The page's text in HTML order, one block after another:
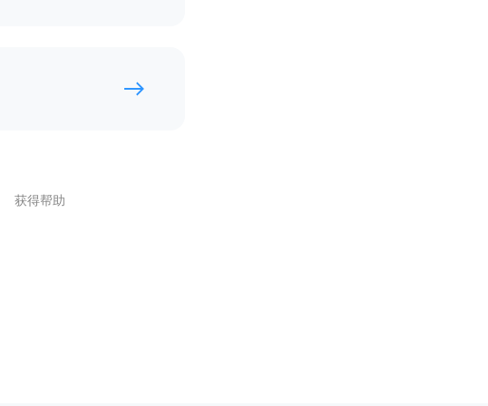
获得帮助